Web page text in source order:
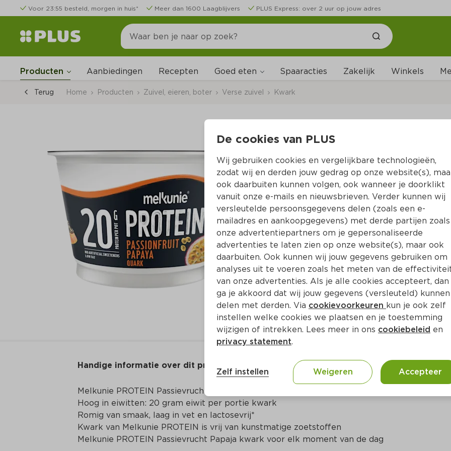
Voor 23:55 besteld, morgen in huis* Meer dan 1600 Laagblijvers PLUS Express: over 2 uur op jouw adres
Producten Aanbiedingen Recepten Goed eten Spaaracties Zakelijk Winkels
Terug Home Producten Zuivel, eieren, boter Verse zuivel Kwark
Melkunie Protein
Per Kuipje 200 g  (per kilo €7.45)
1.49
Toevoegen
Handige informatie over dit product
Melkunie PROTEIN Passievrucht Papaja Kwark 200g
Hoog in eiwitten: 20 gram eiwit per portie kwark
Romig van smaak, laag in vet en lactosevrij*
Kwark van Melkunie PROTEIN is vrij van kunstmatige zoetstoffen
Melkunie PROTEIN Passievrucht Papaja kwark voor elk moment van de dag
De cookies van PLUS
Wij gebruiken cookies en vergelijkbare technologieën,
zodat wij en derden jouw gedrag op onze website(s),
ook daarbuiten kunnen volgen, ook wanneer je doorklikt
vanuit onze e-mails en nieuwsbrieven. Verder kunnen wij
versleutelde persoonsgegevens delen (zoals een e-
mailadres en aankoopgegevens) met derde partijen zoals
onze advertentiepartners om je gepersonaliseerde
advertenties te laten zien op onze website(s), maar ook
daarbuiten. Ook kunnen wij jouw gegevens gebruiken om
analyses uit te voeren zoals het meten van de
van onze advertenties. Als je alle cookies accepteert, dan
ga je akkoord dat wij jouw gegevens (versleuteld) kunnen
delen met derden. Via cookievoorkeuren kun je ook zelf
instellen welke cookies we plaatsen en je toestemming
wijzigen of intrekken. Lees meer in ons cookiebeleid en
privacy statement.
Zelf instellen Weigeren Accepteer